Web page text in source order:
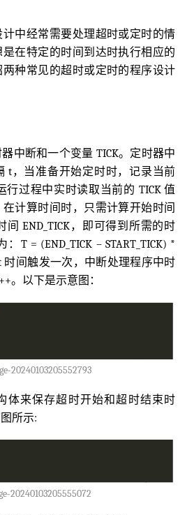
中经常需要处理超时或定时的情
在特定的时间到达时执行相应的
种常见的超时或定时的程序设计
中断和一个变量 TICK。定时器中
t，当准备开始定时时，记录当前
行过程中实时读取当前的 TICK 值
计算时间时，只需计算开始时间
间 END_TICK，即可得到所需的时
T = (END_TICK – START_TICK) *
间触发一次，中断处理程序中时
。以下是示意图：
20240103205552793
体来保存超时开始和超时结束时
所示:
20240103205555072